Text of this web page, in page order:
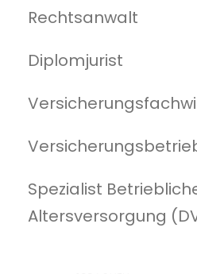
Rechtsanwalt
Diplomjurist
Spezialist
Altersversorgung